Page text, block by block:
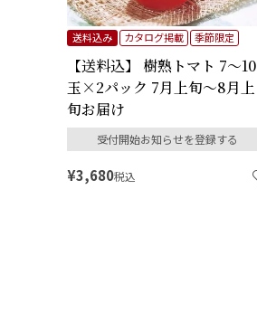
【送料込】 樹熟トマト 7～10
玉×2パック 7月上旬～8月上
旬お届け
送料込み カタログ掲載 季節限定
受付開始お知らせを登録する
¥3,680税込